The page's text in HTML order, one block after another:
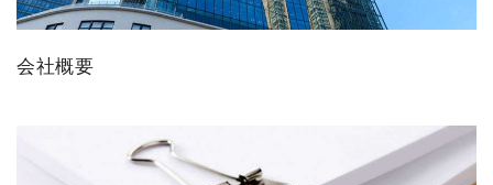
会社概要